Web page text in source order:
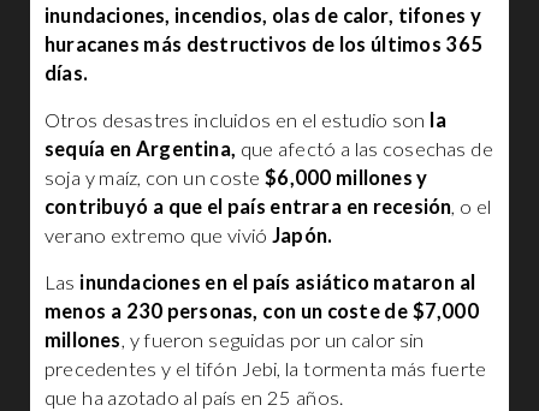
inundaciones, incendios, olas de calor, tifones y
huracanes más destructivos de los últimos 365
días.
Otros desastres incluidos en el estudio son la
sequía en Argentina, que afectó a las cosechas de
soja y maíz, con un coste$6,000 millones y
contribuyó a que el país entrara en recesión, o el
verano extremo que vivió Japón.
Las inundaciones en el país asiático mataron al
menos a 230 personas, con un coste de $7,000
millones, y fueron seguidas por un calor sin
precedentes y el tifón Jebi, la tormenta más fuerte
que ha azotado al país en 25 años.